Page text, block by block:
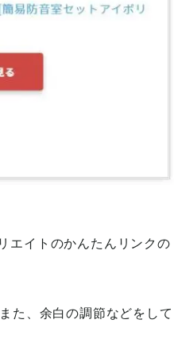
エイトのかんたんリンクの
た、余白の調節などをして